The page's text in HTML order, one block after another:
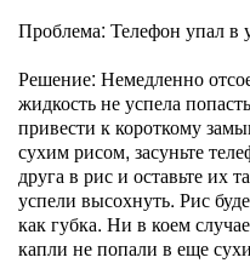
Проблема: Телефон упал в
Решение: Немедленно
жидкость не успела
привести к короткому
сухим рисом, засуньте
друга в рис и оставьте их
успели высохнуть. Рис
как губка. Ни в коем
капли не попали в еще